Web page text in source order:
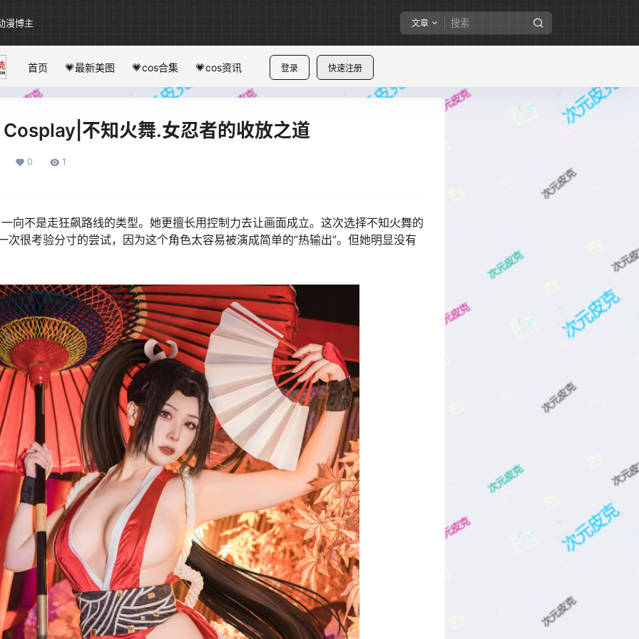
漫博主 文章
登录 快速注册
首页 💗最新美图 💗cos合集 💗cos资讯
不知火舞.女忍者的收放之道
0 1
向不是走狂飙路线的类型。她更擅长用控制力去让画面成立。这次选择不知火舞的
次很考验分寸的尝试，因为这个角色太容易被演成简单的”热输出”。但她明显没有